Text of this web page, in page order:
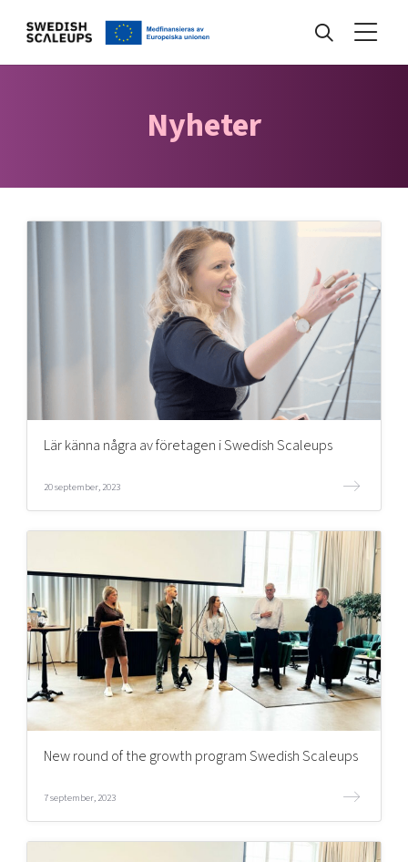
Kunskapsbank
Internationalisering
Mer
Ansök till Swedish Scaleups
Så finansieras Swedish Scaleups
In English
Nyheter
Lär känna några av företagen i Swedish Scaleups
20 september, 2023
New round of the growth program Swedish Scaleups
7 september, 2023